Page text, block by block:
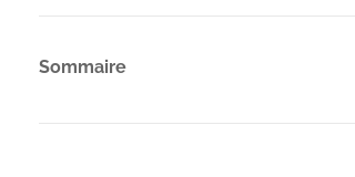
Sommaire